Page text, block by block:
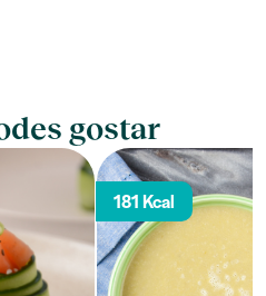
gostar
181 Kcal